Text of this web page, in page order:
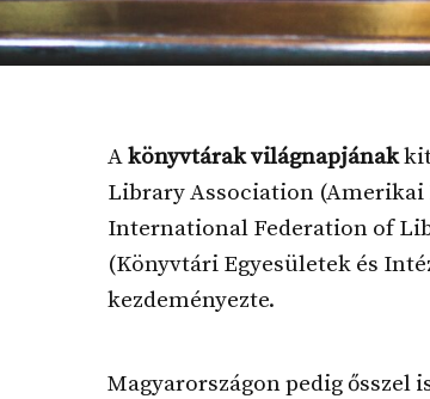
Akönyvtárak világnapjának
Library Association (Amerikai
International Federation of
(Könyvtári Egyesületek és
kezdeményezte.
Magyarországon pedig ősszel